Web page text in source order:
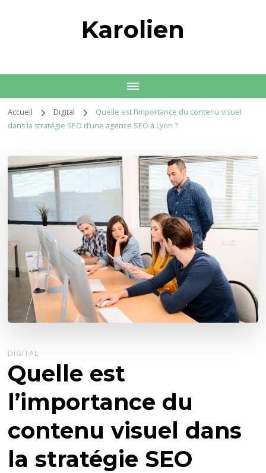
Karolien
Accueil Digital
Quelle est l’importance du contenu visuel
dans la stratégie SEO d’une agence SEO à Lyon ?
DIGITAL
Quelle est
l’importance du
contenu visuel dans
la stratégie SEO